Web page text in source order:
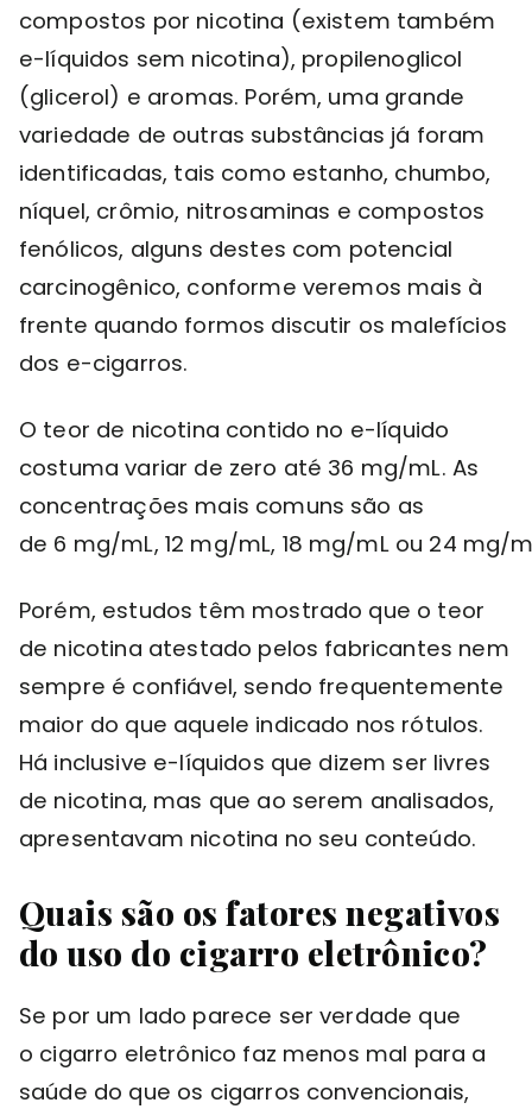
compostos por nicotina (existem também
e-líquidos sem nicotina), propilenoglicol
(glicerol) e aromas. Porém, uma grande
variedade de outras substâncias já foram
identificadas, tais como estanho, chumbo,
níquel, crômio, nitrosaminas e compostos
fenólicos, alguns destes com potencial
carcinogênico, conforme veremos mais à
frente quando formos discutir os malefícios
dos e-cigarros.
O teor de nicotina contido no e-líquido
costuma variar de zero até 36 mg/mL. As
concentrações mais comuns são as
de 6 mg/mL, 12 mg/mL, 18 mg/mL ou 24 mg/
Porém, estudos têm mostrado que o teor
de nicotina atestado pelos fabricantes nem
sempre é confiável, sendo frequentemente
maior do que aquele indicado nos rótulos.
Há inclusive e-líquidos que dizem ser livres
de nicotina, mas que ao serem analisados,
apresentavam nicotina no seu conteúdo.
Quais são os fatores negativos
do uso do cigarro eletrônico?
Se por um lado parece ser verdade que
o cigarro eletrônico faz menos mal para a
saúde do que os cigarros convencionais,